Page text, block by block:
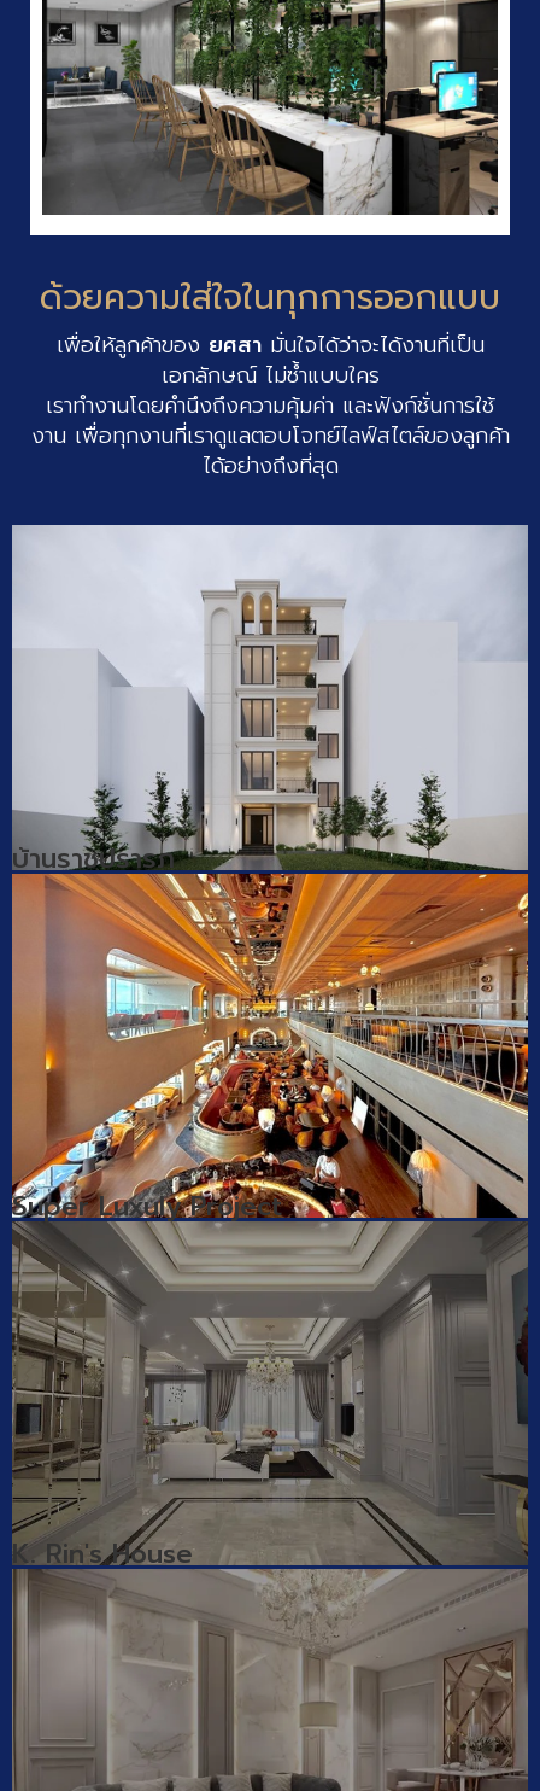
ด้วยความใส่ใจในทุกการออกแบบ
เพื่อให้ลูกค้าของ ยศสามั่นใจได้ว่าจะได้งานที่เป็น
เอกลักษณ์ ไม่ซ้ำแบบใคร
เราทำงานโดยคำนึงถึงความคุ้มค่า และฟังก์ชั่นการใช้
งาน เพื่อทุกงานที่เราดูแลตอบโจทย์ไลฟ์สไตล์ของลูกค้า
ได้อย่างถึงที่สุด
บ้านราชปรารภ
Super Luxuly Project
K. Rin's House